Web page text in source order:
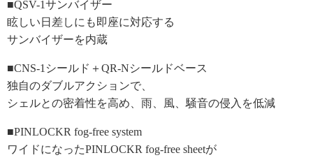
■QSV-1サンバイザー
眩しい日差しにも即座に対応する
サンバイザーを内蔵
■CNS-1シールド＋QR-Nシールドベース
独自のダブルアクションで、
シェルとの密着性を高め、雨、風、騒音の侵入を低減
■PINLOCKR fog-free system
ワイドになったPINLOCKR fog-free sheetが